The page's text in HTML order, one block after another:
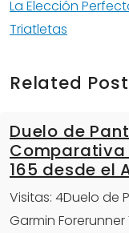
La Elección
Triatletas
Related
Duelo de
Comparativa
165 desde el
Visitas: 4Duelo de
Garmin